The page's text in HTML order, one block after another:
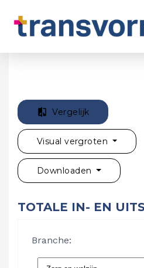
Vergelijk
Visual vergroten
Downloaden
TOTALE IN- EN